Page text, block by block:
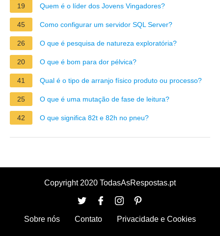
19 Quem é o líder dos Jovens Vingadores?
45 Como configurar um servidor SQL Server?
26 O que é pesquisa de natureza exploratória?
20 O que é bom para dor pélvica?
41 Qual é o tipo de arranjo físico produto ou processo?
25 O que é uma mutação de fase de leitura?
42 O que significa 82t e 82h no pneu?
Copyright 2020 TodasAsRespostas.pt
Sobre nós Contato Privacidade e Cookies